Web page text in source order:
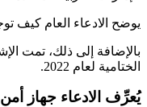
يوضح الادعاء العام كيف توجد ضمانات
بالإضافة إلى ذلك، تمت
الختامية لعام 2022.
يُعرِّف الادعاء جهاز